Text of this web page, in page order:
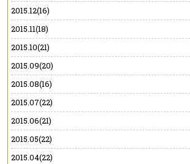
2015.12(16)
2015.11(18)
2015.10(21)
2015.09(20)
2015.08(16)
2015.07(22)
2015.06(21)
2015.05(22)
2015.04(22)